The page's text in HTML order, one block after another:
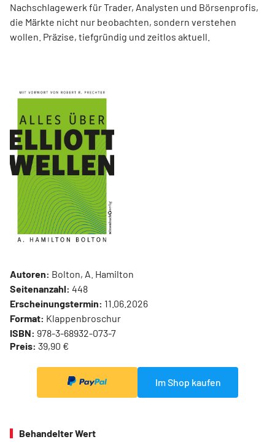
Nachschlagewerk für Trader, Analysten und Börsenprofis,
die Märkte nicht nur beobachten, sondern verstehen
wollen. Präzise, tiefgründig und zeitlos aktuell.
Autoren: Bolton, A. Hamilton
Seitenanzahl: 448
Erscheinungstermin: 11.06.2026
Format: Klappenbroschur
ISBN: 978-3-68932-073-7
Preis: 39,90 €
Im Shop kaufen
Behandelter Wert